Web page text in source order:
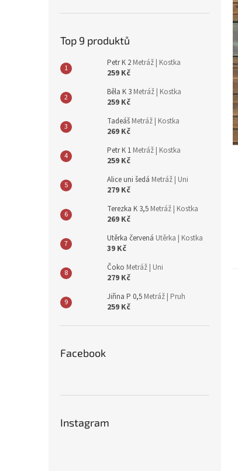
Top 9 produktů
Petr K 2 Metráž | Kostka
259 Kč
Běla K 3 Metráž | Kostka
259 Kč
Tadeáš Metráž | Kostka
269 Kč
Petr K 1 Metráž | Kostka
259 Kč
Alice uni šedá Metráž | Uni
279 Kč
Terezka K 3,5 Metráž | Kostka
269 Kč
Utěrka červená Utěrka | Kostka
39 Kč
Čoko Metráž | Uni
279 Kč
Jiřina P 0,5 Metráž | Pruh
259 Kč
Facebook
Instagram